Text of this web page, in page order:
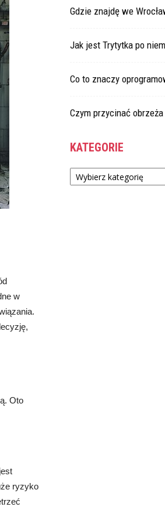
w
Oto
ryzyko
Gdzie znajdę we
Jak jest Trytytka po
Co to znaczy
Czym przycinać
KATEGORIE
Kategorie